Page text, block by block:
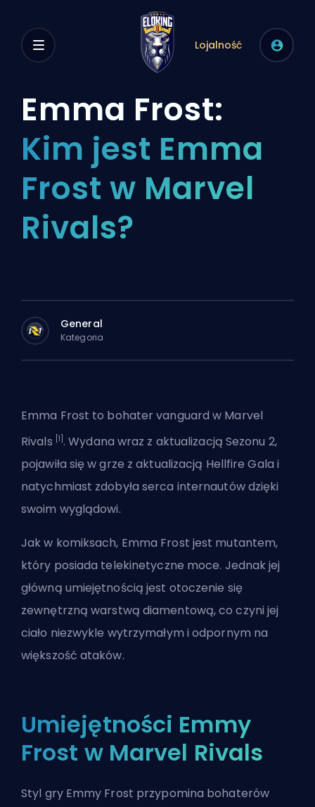
Lojalność
Emma Frost:
Kim jest Emma
Frost w Marvel
Rivals?
General
Kategoria
Emma Frost to bohatervanguard w Marvel
Rivals [1] . Wydana wraz z aktualizacją Sezonu 2,
pojawiła się w grze z aktualizacją Hellfire Gala i
natychmiast zdobyła serca internautów dzięki
swoim wyglądowi.
Jak w komiksach, Emma Frost jest mutantem,
który posiada telekinetyczne moce. Jednak jej
główną umiejętnością jest otoczenie się
zewnętrzną warstwą diamentową, co czyni jej
ciało niezwykle wytrzymałym i odpornym na
większość ataków.
Umiejętności Emmy
Frost w Marvel Rivals
Styl gry Emmy Frost przypomina bohaterów